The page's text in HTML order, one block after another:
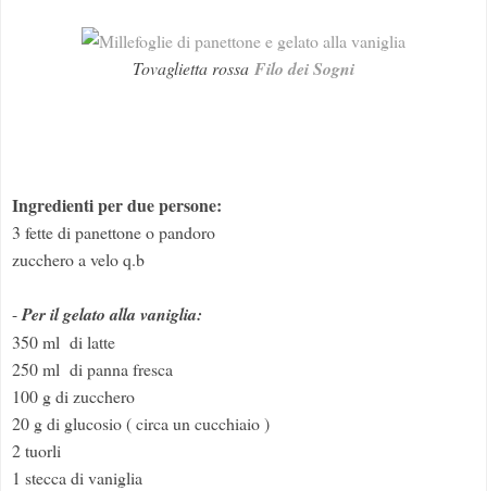
Tovaglietta rossa Filo dei Sogni
Ingredienti per due persone:
3 fette di panettone o pandoro
zucchero a velo q.b
-Per il gelato alla vaniglia:
350 ml di latte
250 ml di panna fresca
100 g di zucchero
20 g di glucosio ( circa un cucchiaio )
2 tuorli
1 stecca di vaniglia